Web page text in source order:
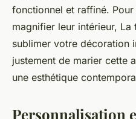
fonctionnel et raffiné.
magnifier leur intérieur,
sublimer votre décoration
justement de marier cette
une esthétique
Personnalisation